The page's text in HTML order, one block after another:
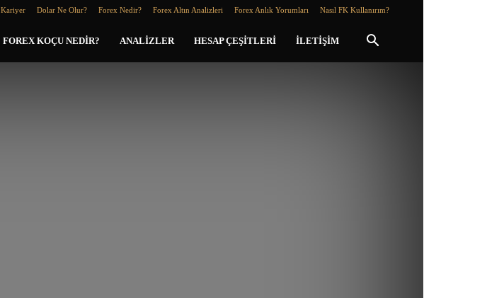
Kariyer Dolar Ne Olur? Forex Nedir? Forex Altın Analizleri Forex Anlık Yorumları Nasıl FK Kullanırım?
FOREX KOÇU NEDIR? ANALIZLER HESAP ÇEŞITLERI İLETIŞIM